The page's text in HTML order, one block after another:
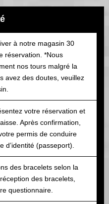
à notre magasin 30
réservation. *Nous
nos tours malgré la
avez des doutes, veuillez
votre réservation et
Après confirmation,
permis de conduire
d’identité (passeport).
des bracelets selon la
des bracelets,
questionnaire.